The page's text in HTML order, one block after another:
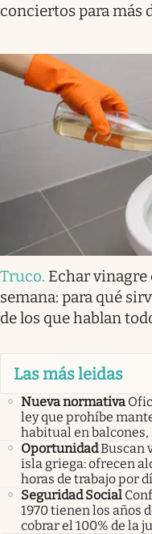
conciertos para más
Truco. Echar vinagre
semana: para qué
de los que hablan
Las más leidas
Nueva normativa
ley que prohíbe
habitual en
OportunidadBuscan
isla griega: ofrecen
horas de trabajo por
Seguridad Social
1970 tienen los años
cobrar el 100% de la